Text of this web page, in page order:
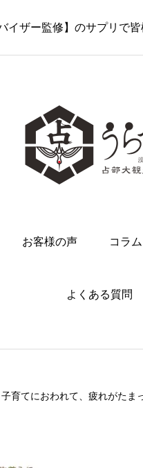
ザー監修】のサプリで皆
お客様の声 コラ
よくある質問
てにおわれて、疲れがたまっ